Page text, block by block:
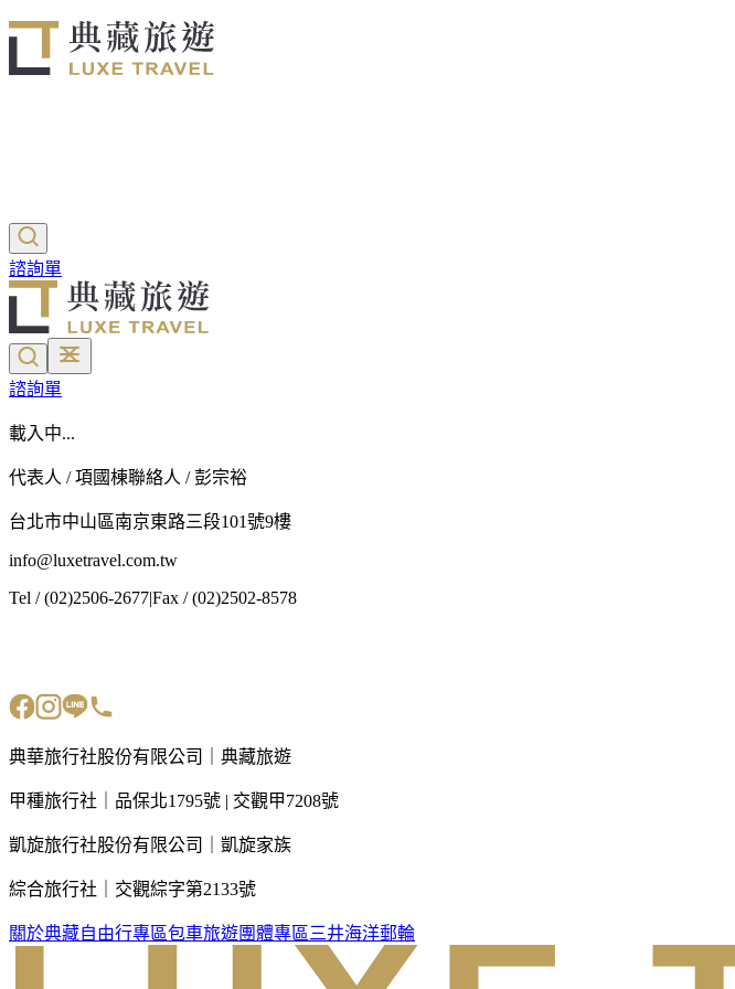
諮詢單
諮詢單
載入中...
代表人 / 項國棟聯絡人 / 彭宗裕
台北市中山區南京東路三段101號9樓
info@luxetravel.com.tw
Tel / (02)2506-2677|Fax / (02)2502-8578
典華旅行社股份有限公司｜典藏旅遊
甲種旅行社｜品保北1795號 | 交觀甲7208號
凱旋旅行社股份有限公司｜凱旋家族
綜合旅行社｜交觀綜字第2133號
關於典藏自由行專區包車旅遊團體專區 三井海洋郵輪